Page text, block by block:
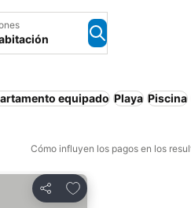
equipado Playa Piscina
Cómo influyen los pagos en los
Compartir
Añadir a favoritos